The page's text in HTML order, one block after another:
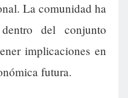
La comunidad ha
del conjunto
implicaciones en
futura.